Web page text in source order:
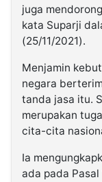
juga
kata Suparji
(25/11/2021).
Menjamin
negara
tanda jasa itu.
merupakan
cita-cita
Ia
ada pada